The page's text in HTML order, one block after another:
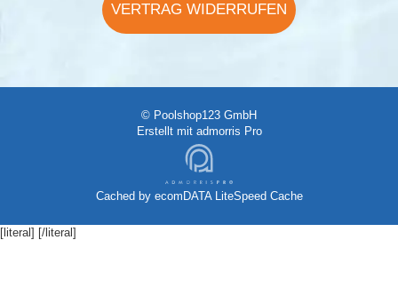
VERTRAG WIDERRUFEN
© Poolshop123 GmbH
Erstellt mit admorris Pro
Cached by ecomDATA LiteSpeed Cache
[literal] [/literal]